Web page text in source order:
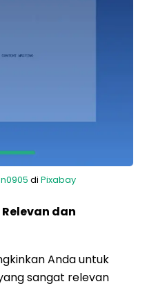
di Pixabay
dan
Anda untuk
sangat relevan